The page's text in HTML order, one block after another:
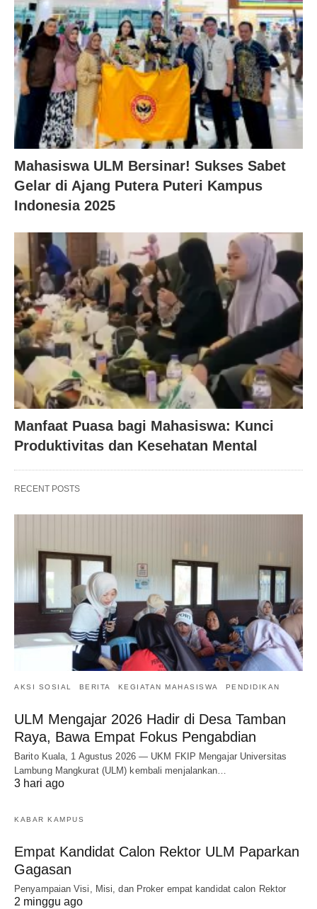
Mahasiswa ULM Bersinar! Sukses Sabet
Gelar di Ajang Putera Puteri Kampus
Indonesia 2025
Manfaat Puasa bagi Mahasiswa: Kunci
Produktivitas dan Kesehatan Mental
RECENT POSTS
AKSI SOSIAL BERITA KEGIATAN MAHASISWA PENDIDIKAN
ULM Mengajar 2026 Hadir di Desa Tamban
Raya, Bawa Empat Fokus Pengabdian
Barito Kuala, 1 Agustus 2026 — UKM FKIP Mengajar Universitas
Lambung Mangkurat (ULM) kembali menjalankan…
3 hari ago
KABAR KAMPUS
Empat Kandidat Calon Rektor ULM Paparkan
Gagasan
Penyampaian Visi, Misi, dan Proker empat kandidat calon Rektor
2 minggu ago